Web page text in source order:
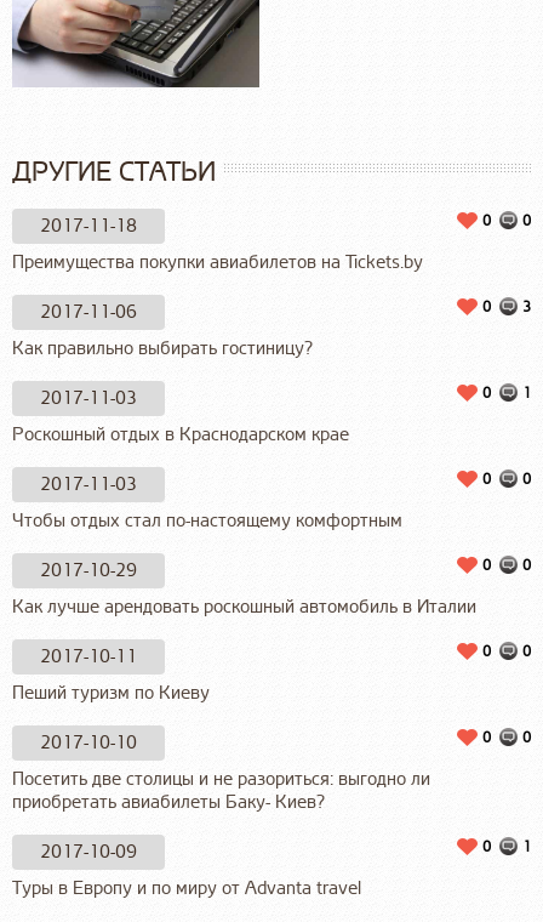
ДРУГИЕ СТАТЬИ
2017-11-18 0
0
Преимущества покупки авиабилетов на Tickets.by
2017-11-06 3
0
Как правильно выбирать гостиницу?
2017-11-03 1
0
Роскошный отдых в Краснодарском крае
2017-11-03 0
0
Чтобы отдых стал по-настоящему комфортным
2017-10-29 0
0
Как лучше арендовать роскошный автомобиль в Италии
2017-10-11 0
0
Пеший туризм по Киеву
2017-10-10 0
0
Посетить две столицы и не разориться: выгодно ли
приобретать авиабилеты Баку- Киев?
2017-10-09 1
0
Туры в Европу и по миру от Advanta travel